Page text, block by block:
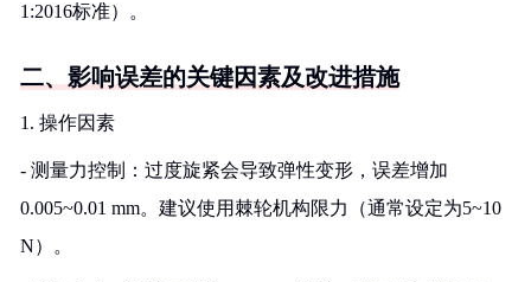
1:2016标准）。
二、影响误差的关键因素及改进措施
1. 操作因素
- 测量力控制：过度旋紧会导致弹性变形，误差增加
0.005~0.01 mm。建议使用棘轮机构限力（通常设定为5~10
N）。